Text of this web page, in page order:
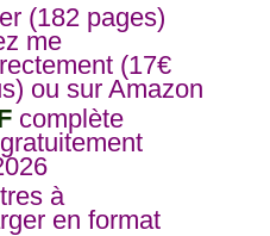
(182 pages)
me
(17€
ou sur Amazon
complète
à
en format